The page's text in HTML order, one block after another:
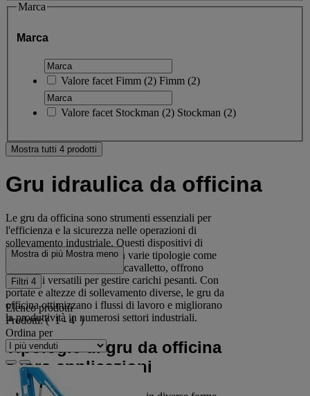
Marca
Marca
Valore facet Fimm (2) Fimm (2)
Valore facet Stockman (2) Stockman (2)
Mostra tutti 4 prodotti
Gru idraulica da officina
Le gru da officina sono strumenti essenziali per
l'efficienza e la sicurezza nelle operazioni di
sollevamento industriale. Questi dispositivi di
sollevamento, disponibili in varie tipologie come
gru manuali, idrauliche e a cavalletto, offrono
soluzioni versatili per gestire carichi pesanti. Con
portate e altezze di sollevamento diverse, le gru da
officina ottimizzano i flussi di lavoro e migliorano
la produttività in numerosi settori industriali.
Tipologie di gru da officina
e loro applicazioni
Mostra di più Mostra meno
Filtri 4
Elenco prodotti
Prodotti:( 1 - 4 )
Ordina per